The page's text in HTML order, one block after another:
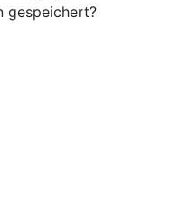
gespeichert?